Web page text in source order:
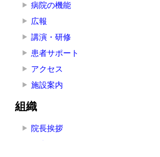
病院の機能
広報
講演・研修
患者サポート
アクセス
施設案内
組織
院長挨拶